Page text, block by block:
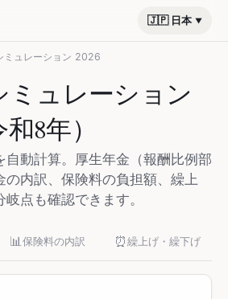
🇯🇵 日本
ミュレーション 2026
ミュレーション
8年）
自動計算。厚生年金（報酬比例部
の内訳、保険料の負担額、繰上
点も確認できます。
📊 保険料の内訳 ⏰繰上げ・繰下げ